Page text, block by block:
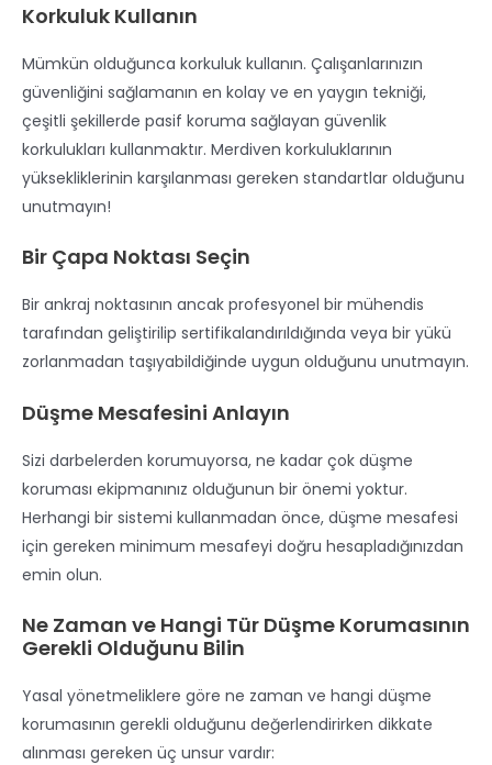
Korkuluk Kullanın
Mümkün olduğunca korkuluk kullanın. Çalışanlarınızın
güvenliğini sağlamanın en kolay ve en yaygın tekniği,
çeşitli şekillerde pasif koruma sağlayan güvenlik
korkulukları kullanmaktır. Merdiven korkuluklarının
yüksekliklerinin karşılanması gereken standartlar olduğunu
unutmayın!
Bir Çapa Noktası Seçin
Bir ankraj noktasının ancak profesyonel bir mühendis
tarafından geliştirilip sertifikalandırıldığında veya bir yükü
zorlanmadan taşıyabildiğinde uygun olduğunu unutmayın.
Düşme Mesafesini Anlayın
Sizi darbelerden korumuyorsa, ne kadar çok düşme
koruması ekipmanınız olduğunun bir önemi yoktur.
Herhangi bir sistemi kullanmadan önce, düşme mesafesi
için gereken minimum mesafeyi doğru hesapladığınızdan
emin olun.
Ne Zaman ve Hangi Tür Düşme Korumasının
Gerekli Olduğunu Bilin
Yasal yönetmeliklere göre ne zaman ve hangi düşme
korumasının gerekli olduğunu değerlendirirken dikkate
alınması gereken üç unsur vardır: